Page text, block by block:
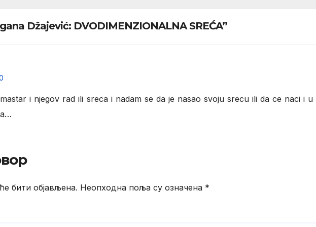
Džajević: DVODIMENZIONALNA SREĆA”
i njegov rad ili sreca i nadam se da je nasao svoju srecu ili da ce naci i u
бити објављена. Неопходна поља су означена *